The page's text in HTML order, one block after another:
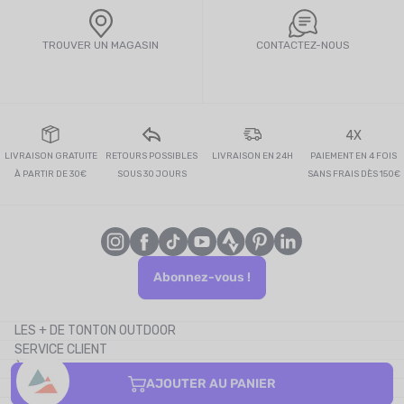
AJOUTER AU PANIER
TROUVER UN MAGASIN CONTACTEZ-NOUS
LIVRAISON GRATUITE
À PARTIR DE 30€
RETOURS POSSIBLES
SOUS 30 JOURS
LIVRAISON EN 24H
4X
PAIEMENT EN 4 FOIS
SANS FRAIS DÈS 150€
Abonnez-vous !
LES + DE TONTON OUTDOOR
Le blog
Le cashback
SERVICE CLIENT
À PROPOS
CONTACTEZ-NOUS